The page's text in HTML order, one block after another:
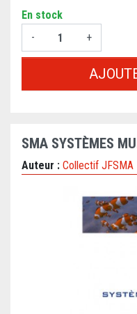
En stock
-
+
SMA SYSTÈMES
Auteur : Collectif JFSMA